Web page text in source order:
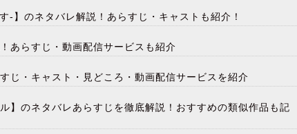
-】のネタバレ解説！あらすじ・キャストも紹介！
あらすじ・動画配信サービスも紹介
じ・キャスト・見どころ・動画配信サービスを紹介
】のネタバレあらすじを徹底解説！おすすめの類似作品も記